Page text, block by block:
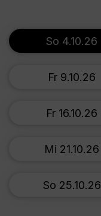
So 4.10.26
Fr 9.10.26
Fr 16.10.26
Mi 21.10.26
So 25.10.26